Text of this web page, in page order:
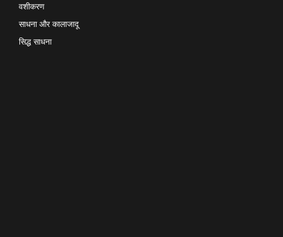
वशीकरण
साधना और कालाजादू
सिद्ध साधना